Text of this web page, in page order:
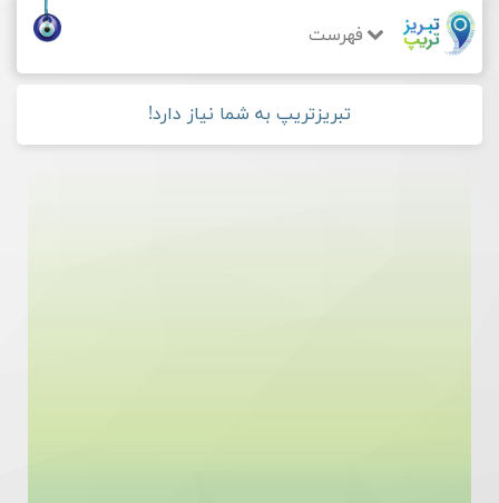
فهرست
تبریزتریپ به شما نیاز دارد!